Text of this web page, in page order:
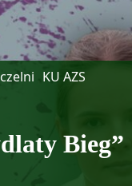
KU AZS
Bieg”